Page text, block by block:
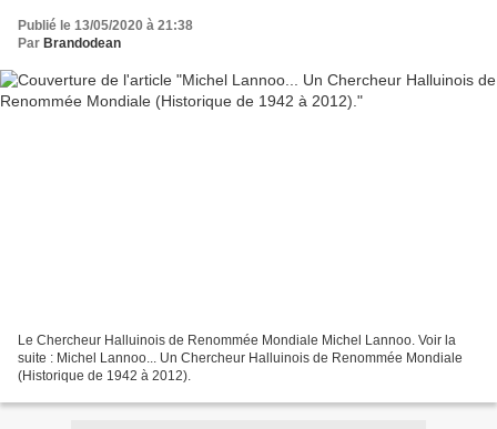
Publié le 13/05/2020 à 21:38
Par Brandodean
Le Chercheur Halluinois de Renommée Mondiale Michel Lannoo. Voir la
suite : Michel Lannoo... Un Chercheur Halluinois de Renommée Mondiale
(Historique de 1942 à 2012).